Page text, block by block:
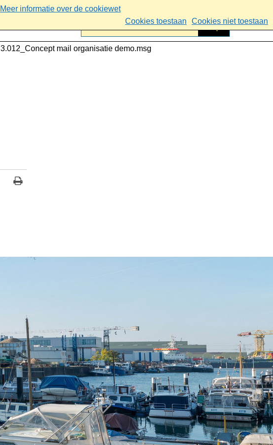
Meer informatie over de cookiewet
Cookies toestaan
Cookies niet toestaan
3.012_Concept mail organisatie demo.msg